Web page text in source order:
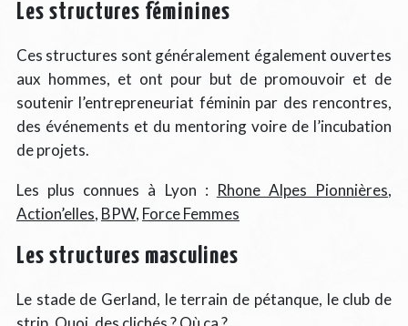
Les structures féminines
Ces structures sont généralement également ouvertes
aux hommes, et ont pour but de promouvoir et de
soutenir l’entrepreneuriat féminin par des rencontres,
des événements et du mentoring voire de l’incubation
de projets.
Les plus connues à Lyon : Rhone Alpes Pionnières,
Action’elles, BPW, Force Femmes
Les structures masculines
Le stade de Gerland, le terrain de pétanque, le club de